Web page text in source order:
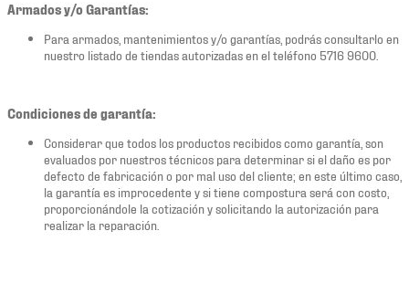
Armados y/o Garantías:
Para armados, mantenimientos y/o garantías, podrás consultarlo en
nuestro listado de tiendas autorizadas en el teléfono 5716 9600.
Condiciones de garantía:
Considerar que todos los productos recibidos como garantía, son
evaluados por nuestros técnicos para determinar si el daño es por
defecto de fabricación o por mal uso del cliente; en este último caso,
la garantía es improcedente y si tiene compostura será con costo,
proporcionándole la cotización y solicitando la autorización para
realizar la reparación.